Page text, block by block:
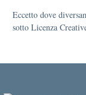
Eccetto dove
sotto Licenza